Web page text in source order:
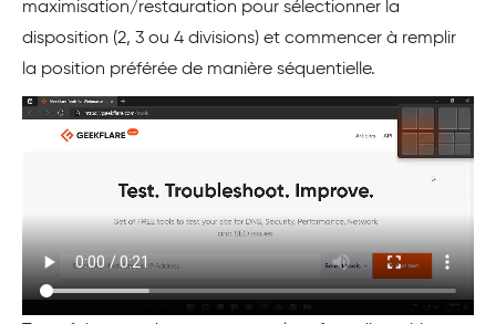
maximisation/restauration pour sélectionner la
disposition (2, 3 ou 4 divisions) et commencer à remplir
la position préférée de manière séquentielle.